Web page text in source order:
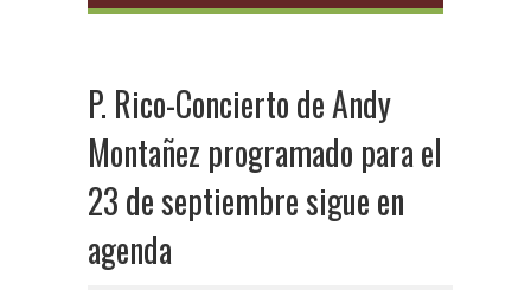
P. Rico-Concierto de Andy
Montañez programado para el
23 de septiembre sigue en
agenda